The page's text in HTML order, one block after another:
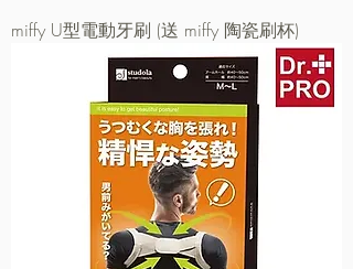
miffy U型電動牙刷 (送 miffy 陶瓷刷杯)